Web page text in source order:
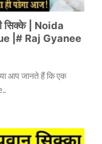
सिक्के | Noida
|# Raj Gyanee
आप जानते हैं कि एक